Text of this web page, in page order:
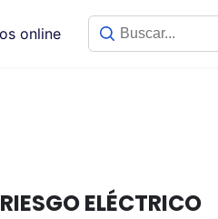
RIESGO ELÉCTRICO